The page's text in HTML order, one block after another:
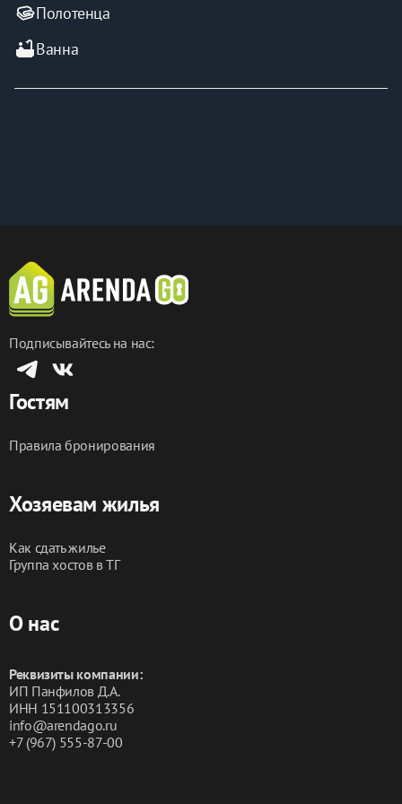
Полотенца
bathtubВанна
Подписывайтесь на нас:
Гостям
Правила бронирования
Хозяевам жилья
Как сдать жилье
Группа хостов в ТГ
О нас
Реквизиты компании:
ИП Панфилов Д.А.
ИНН 151100313356
info@arendago.ru
+7 (967) 555-87-00